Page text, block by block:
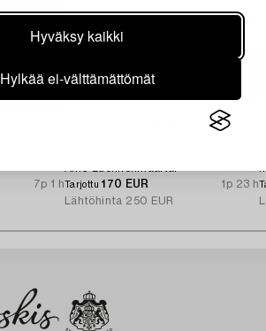
Hyväksy kaikki
Hylkää ei-välttämättömät
7p 1 h Tarjottu170 EUR
1p 23 h
Lähtöhinta 250 EUR